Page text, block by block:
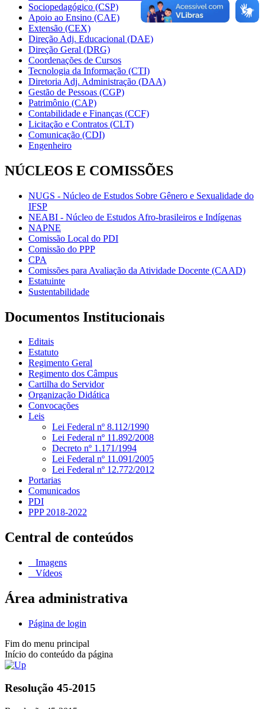
Sociopedagógico (CSP)
Apoio ao Ensino (CAE)
Extensão (CEX)
Direção Adj. Educacional (DAE)
Direção Geral (DRG)
Coordenações de Cursos
Tecnologia da Informação (CTI)
Diretoria Adj. Administração (DAA)
Gestão de Pessoas (CGP)
Patrimônio (CAP)
Contabilidade e Finanças (CCF)
Licitação e Contratos (CLT)
Comunicação (CDI)
Engenheiro
NÚCLEOS E COMISSÕES
NUGS - Núcleo de Estudos Sobre Gênero e Sexualidade do
IFSP
NEABI - Núcleo de Estudos Afro-brasileiros e Indígenas
NAPNE
Comissão Local do PDI
Comissão do PPP
CPA
Comissões para Avaliação da Atividade Docente (CAAD)
Estatuinte
Sustentabilidade
Documentos Institucionais
Editais
Estatuto
Regimento Geral
Regimento dos Câmpus
Cartilha do Servidor
Organização Didática
Convocações
Leis
Lei Federal nº 8.112/1990
Lei Federal nº 11.892/2008
Decreto nº 1.171/1994
Lei Federal nº 11.091/2005
Lei Federal nº 12.772/2012
Portarias
Comunicados
PDI
PPP 2018-2022
Central de conteúdos
Imagens
Vídeos
Área administrativa
Página de login
Fim do menu principal
Início do conteúdo da página
Resolução 45-2015